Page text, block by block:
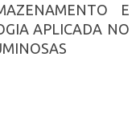
E
APLICADA NO